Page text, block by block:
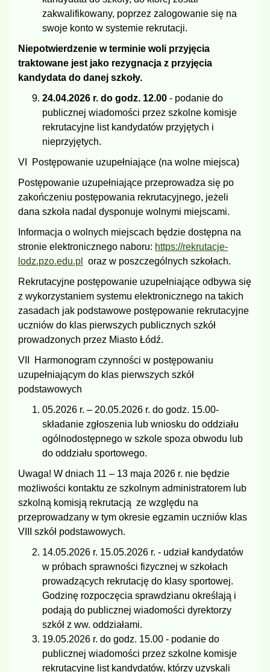
zakwalifikowany, poprzez zalogowanie się na
swoje konto w systemie rekrutacji.
Niepotwierdzenie w terminie woli przyjęcia
traktowane jest jako rezygnacja z przyjęcia
kandydata do danej szkoły.
24.04.2026 r. do godz. 12.00 - podanie do
publicznej wiadomości przez szkolne komisje
rekrutacyjne list kandydatów przyjętych i
nieprzyjętych.
VI Postępowanie uzupełniające (na wolne miejsca)
Postępowanie uzupełniające przeprowadza się po
zakończeniu postępowania rekrutacyjnego, jeżeli
dana szkoła nadal dysponuje wolnymi miejscami.
Informacja o wolnych miejscach będzie dostępna na
stronie elektronicznego naboru: https://rekrutacje-
lodz.pzo.edu.pl
oraz w poszczególnych szkołach.
Rekrutacyjne postępowanie uzupełniające odbywa się
z wykorzystaniem systemu elektronicznego na takich
zasadach jak podstawowe postępowanie rekrutacyjne
uczniów do klas pierwszych publicznych szkół
prowadzonych przez Miasto Łódź.
VII Harmonogram czynności w postępowaniu
uzupełniającym do klas pierwszych szkół
podstawowych
05.2026 r. – 20.05.2026 r. do godz. 15.00-
składanie zgłoszenia lub wniosku do oddziału
ogólnodostępnego w szkole spoza obwodu lub
do oddziału sportowego.
Uwaga! W dniach 11 – 13 maja 2026 r. nie będzie
możliwości kontaktu ze szkolnym administratorem lub
szkolną komisją rekrutacją ze względu na
przeprowadzany w tym okresie egzamin uczniów klas
VIII szkół podstawowych.
14.05.2026 r. 15.05.2026 r. - udział kandydatów
w próbach sprawności fizycznej w szkołach
prowadzących rekrutację do klasy sportowej.
Godzinę rozpoczęcia sprawdzianu określają i
podają do publicznej wiadomości dyrektorzy
szkół z ww. oddziałami.
19.05.2026 r. do godz. 15.00 - podanie do
publicznej wiadomości przez szkolne komisje
rekrutacyjne list kandydatów, którzy uzyskali